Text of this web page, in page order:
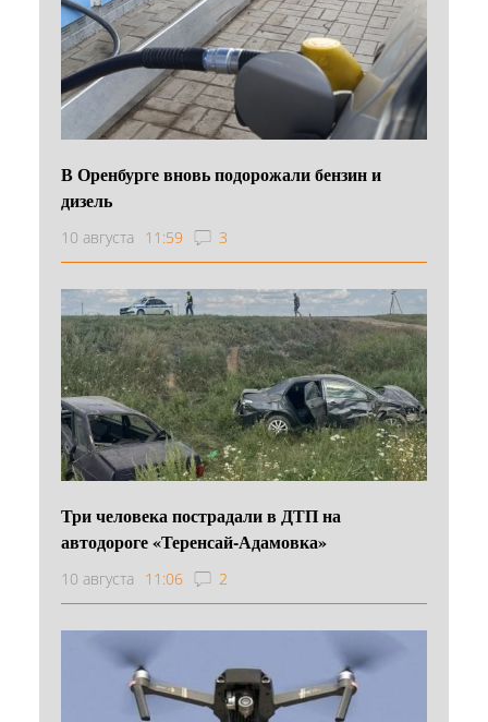
В Оренбурге вновь подорожали бензин и
дизель
10 августа 11:59 3
Три человека пострадали в ДТП на
автодороге «Теренсай-Адамовка»
10 августа 11:06 2